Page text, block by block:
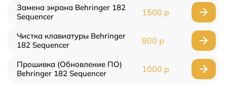
Замена экрана Behringer 182
Sequencer
1500 р
Чистка клавиатуры Behringer
182 Sequencer
800 р
Прошивка (Обновление ПО)
Behringer 182 Sequencer
1000 р